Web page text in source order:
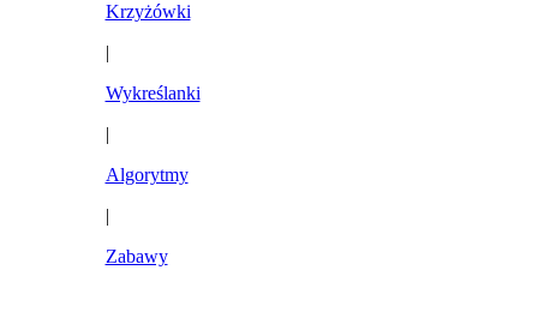
Krzyżówki
|
Wykreślanki
|
Algorytmy
|
Zabawy